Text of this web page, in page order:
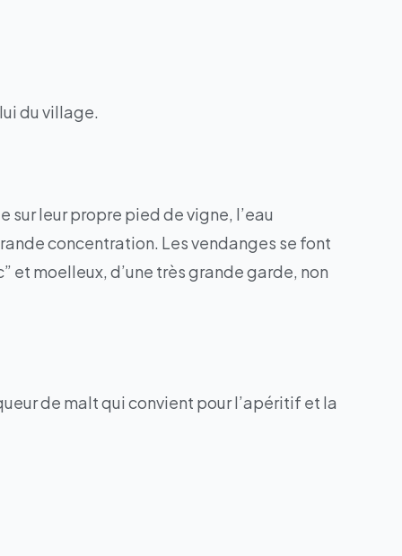
du village.
sur leur propre pied de vigne, l’eau
concentration. Les vendanges se font
et moelleux, d’une très grande garde, non
de malt qui convient pour l’apéritif et la